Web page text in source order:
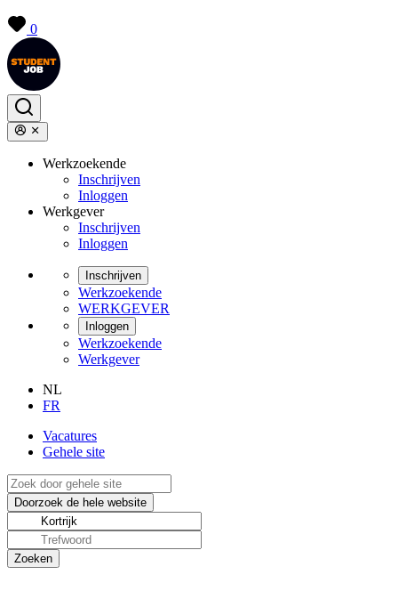
0
Werkzoekende
Inschrijven
Inloggen
Werkgever
Inschrijven
Inloggen
Inschrijven
Werkzoekende
WERKGEVER
Inloggen
Werkzoekende
Werkgever
NL
FR
Vacatures
Gehele site